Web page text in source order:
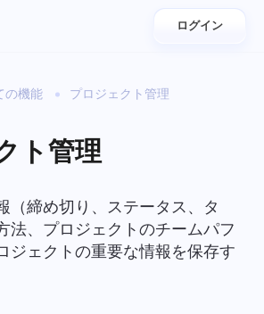
العربية
Azərbaycan
日本語
Bahasa Indonesia
ログイン
の機能 プロジェクト管理
ト管理
（締め切り、ステータス、タ
法、プロジェクトのチームパフ
ジェクトの重要な情報を保存す
に魅力的な機能